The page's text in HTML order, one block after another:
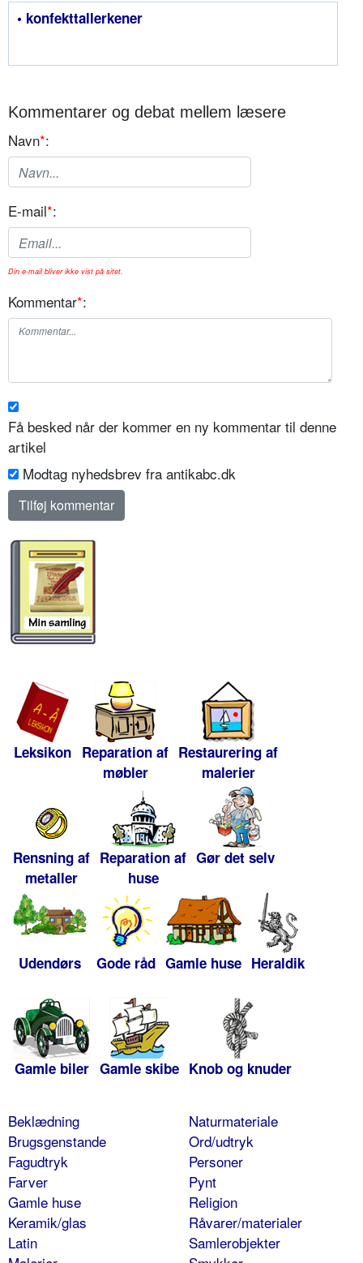
• konfekttallerkener
Kommentarer og debat mellem læsere
Navn*:
E-mail*:
Din e-mail bliver ikke vist på sitet.
Kommentar*:
Få besked når der kommer en ny kommentar til denne
artikel
Modtag nyhedsbrev fra antikabc.dk
Leksikon Reparation af
møbler
Restaurering af
malerier
Rensning af
metaller
Reparation af
huse
Gør det selv
Udendørs Gode råd Gamle huse Heraldik
Gamle biler Gamle skibe Knob og knuder
Beklædning
Brugsgenstande
Fagudtryk
Farver
Gamle huse
Keramik/glas
Latin
Naturmateriale
Ord/udtryk
Personer
Pynt
Religion
Råvarer/materialer
Samlerobjekter